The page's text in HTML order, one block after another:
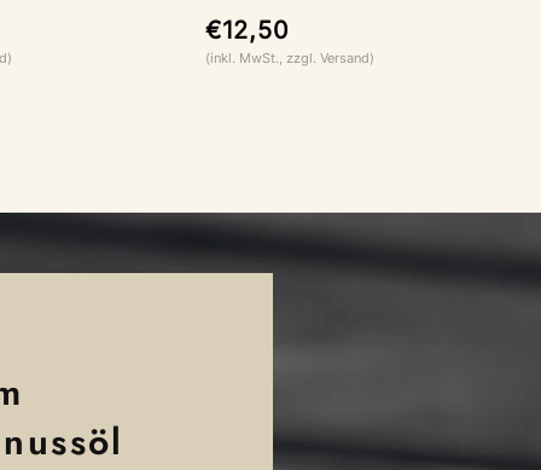
€12,50
(inkl. MwSt., zzgl. Versand)